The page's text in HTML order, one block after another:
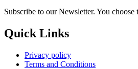
Subscribe to our Newsletter. You
Quick Links
Privacy policy
Terms and Conditions